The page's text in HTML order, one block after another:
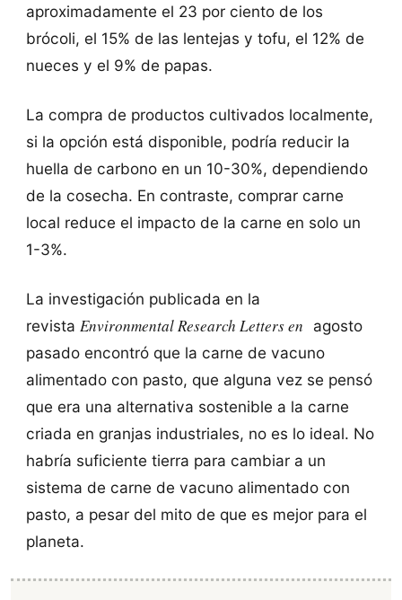
aproximadamente el 23 por ciento de los
brócoli, el 15% de las lentejas y tofu, el 12% de
nueces y el 9% de papas.
La compra de productos cultivados localmente,
si la opción está disponible, podría reducir la
huella de carbono en un 10-30%, dependiendo
de la cosecha. En contraste, comprar carne
local reduce el impacto de la carne en solo un
1-3%.
La investigación publicada en la
revista Environmental Research Letters en
agosto
pasado encontró que la carne de vacuno
alimentado con pasto, que alguna vez se pensó
que era una alternativa sostenible a la carne
criada en granjas industriales, no es lo ideal. No
habría suficiente tierra para cambiar a un
sistema de carne de vacuno alimentado con
pasto, a pesar del mito de que es mejor para el
planeta.